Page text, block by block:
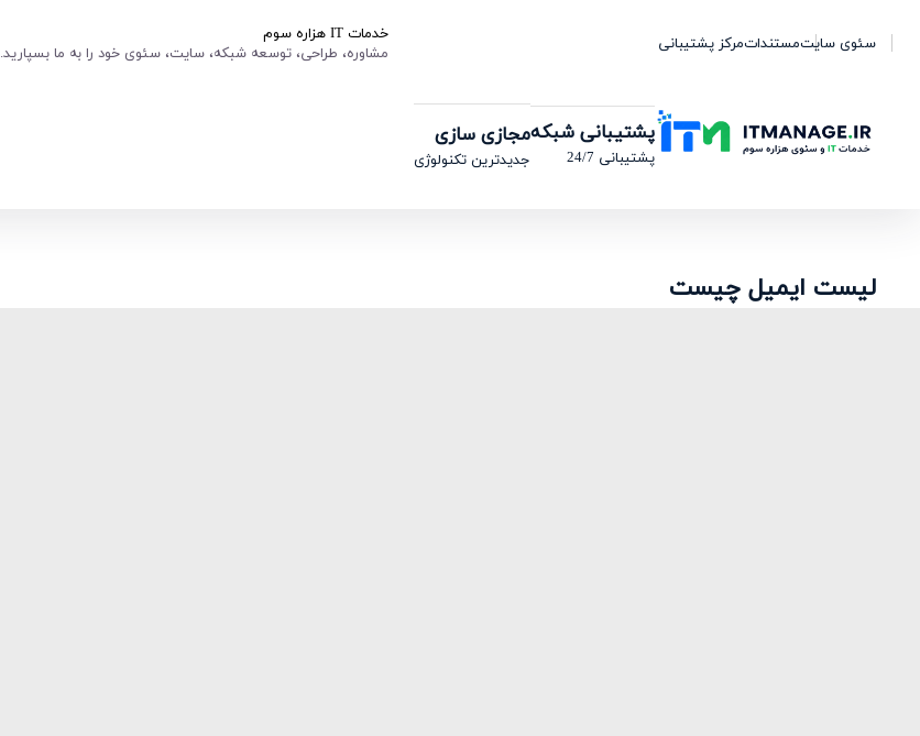
خدمات IT هزاره سوم
مشاوره، طراحی، توسعه شبکه، سایت، سئوی خود را به ما بسپارید.
سئوی سایتمستنداتمرکز پشتیبانی
پشتیبانی شبکه
پشتیبانی 24/7
مجازی سازی
جدیدترین تکنولوژی
لیست ایمیل چیست